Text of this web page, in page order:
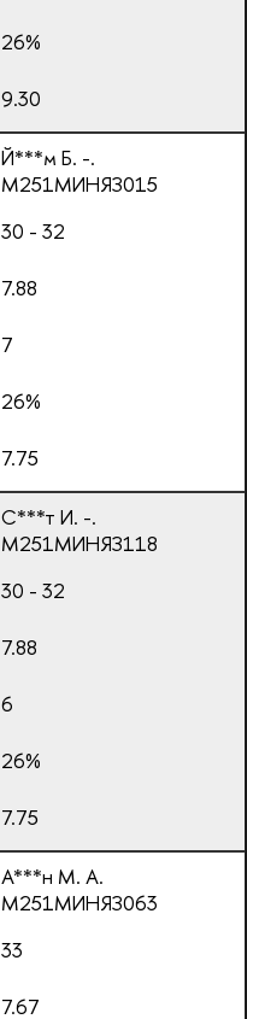
26%
9.30
Й***м Б. -.
М251МИНЯЗ015
30 - 32
7.88
7
26%
7.75
С***т И. -.
М251МИНЯЗ118
30 - 32
7.88
6
26%
7.75
А***н М. А.
М251МИНЯЗ063
33
7.67